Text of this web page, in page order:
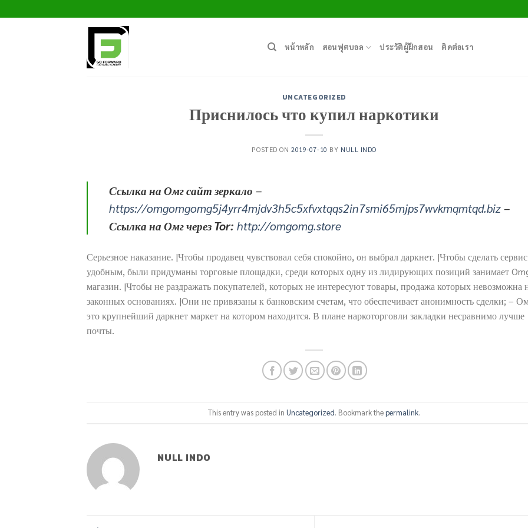
to
หน้าหลัก สอนฟุตบอล ประวัติผู้ฝึกสอน ติดต่อเรา
UNCATEGORIZED
Приснилось что купил наркотики
POSTED ON2019-07-10 BY NULL INDO
Ссылка на Омг сайт зеркало –
https://omgomgomg5j4yrr4mjdv3h5c5xfvxtqqs2in7smi65mjps7wvkmqmtqd.biz –
Ссылка на Омг через Tor: http://omgomg.store
Серьезное наказание. |Чтобы продавец чувствовал себя спокойно, он выбрал даркнет. |Чтобы сделать сервис
удобным, были придуманы торговые площадки, среди которых одну из лидирующих позиций занимает
магазин. |Чтобы не раздражать покупателей, которых не интересуют товары, продажа которых невозможна
законных основаниях. |Они не привязаны к банковским счетам, что обеспечивает анонимность сделки; –
это крупнейший даркнет маркет на котором находится. В плане наркоторговли закладки несравнимо лучше
почты.
This entry was posted inUncategorized. Bookmark thepermalink.
NULL INDO